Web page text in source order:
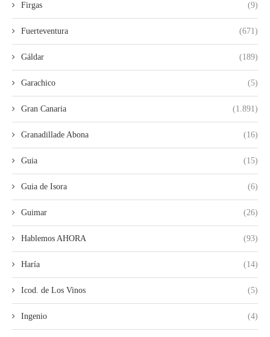
Firgas (9)
Fuerteventura (671)
Gáldar (189)
Garachico (5)
Gran Canaria (1.891)
Granadillade Abona (16)
Guia (15)
Guia de Isora (6)
Guimar (26)
Hablemos AHORA (93)
Haría (14)
Icod. de Los Vinos (5)
Ingenio (4)